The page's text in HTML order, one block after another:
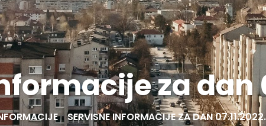
za dan
SERVISNE INFORMACIJE ZA DAN